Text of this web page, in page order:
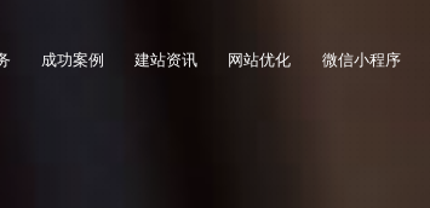
成功案例 建站资讯 网站优化 微信小程序